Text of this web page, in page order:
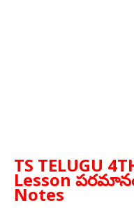
TS TELUGU
Lesson
Notes